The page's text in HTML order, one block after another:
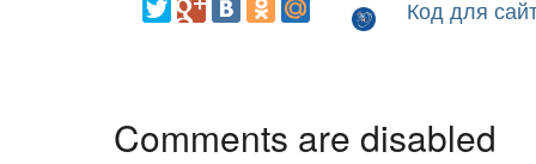
Код для
Comments are disabled